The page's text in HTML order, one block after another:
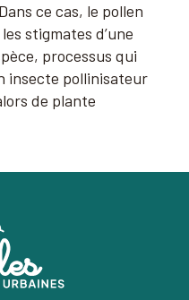
ce cas, le pollen
stigmates d’une
processus qui
insecte pollinisateur
de plante